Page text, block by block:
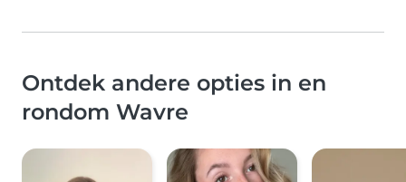
Ontdek andere opties in en
rondom Wavre